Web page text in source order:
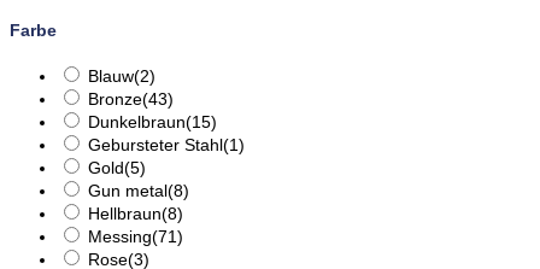
Farbe
Blauw(2)
Bronze(43)
Dunkelbraun(15)
Gebursteter Stahl(1)
Gold(5)
Gun metal(8)
Hellbraun(8)
Messing(71)
Rose(3)